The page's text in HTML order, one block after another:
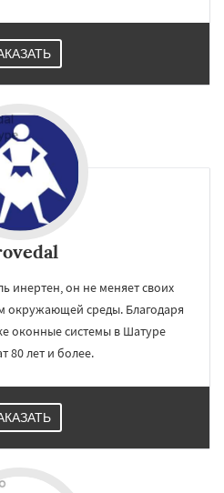
инертен, он не меняет своих
окружающей среды. Благодаря
оконные системы в Шатуре
80 лет и более.